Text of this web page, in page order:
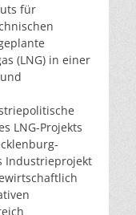
für
(LNG) in einer
LNG-Projekts
Industrieprojekt